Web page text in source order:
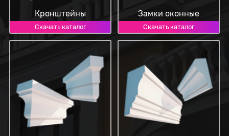
Кронштейны
Скачать каталог
Замки оконные
Скачать каталог